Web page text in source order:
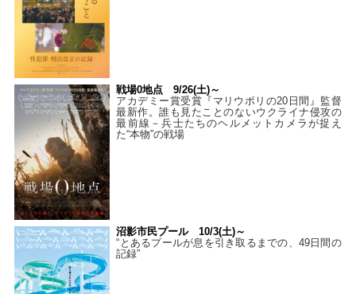
戦場0地点 9/26(土)～
アカデミー賞受賞『マリウポリの20日間』監督
最新作。誰も見たことのないウクライナ侵攻の
最前線－兵士たちのヘルメットカメラが捉え
た“本物”の戦場
沼影市民プール 10/3(土)～
“とあるプールが息を引き取るまでの、49日間の
記録”